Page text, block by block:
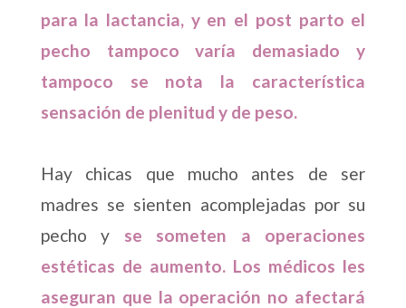
para la lactancia, y en el post parto el
pecho tampoco varía demasiado y
tampoco se nota la característica
sensación de plenitud y de peso.
Hay chicas que mucho antes de ser
madres se sienten acomplejadas por su
pecho y se someten a operaciones
estéticas de aumento. Los médicos les
aseguran que la operación no afectará